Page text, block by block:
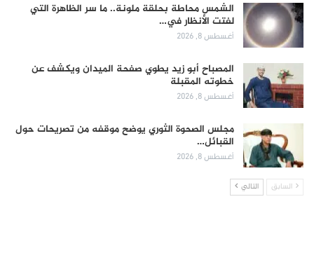
الشمس محاطة بحلقة ملونة.. ما سر الظاهرة التي
لفتت الأنظار في…
أغسطس 8, 2026
المصباح أبو زيد يطوي صفحة الميدان ويكشف عن
خطوته المقبلة
أغسطس 8, 2026
مجلس الصحوة الثوري يوضح موقفه من تصريحات حول
القبائل…
أغسطس 8, 2026
السابق التالي